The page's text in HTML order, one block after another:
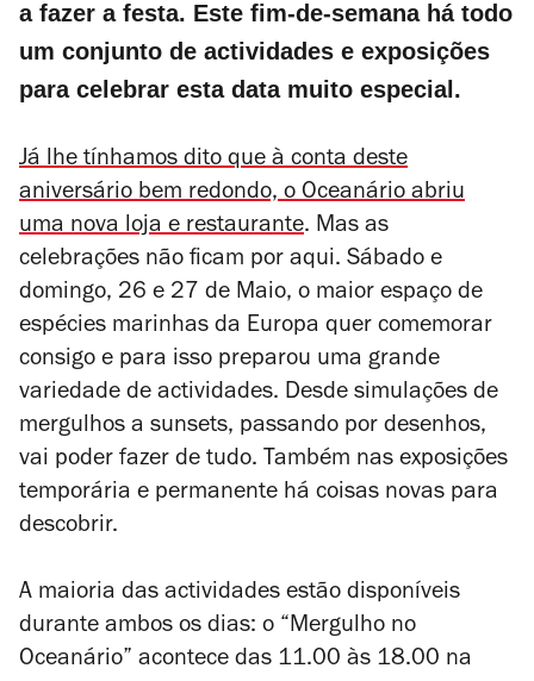
a fazer a festa. Este fim-de-semana há todo
um conjunto de actividades e exposições
para celebrar esta data muito especial.
Já lhe tínhamos dito que à conta deste
aniversário bem redondo, o Oceanário abriu
uma nova loja e restaurante. Mas as
celebrações não ficam por aqui. Sábado e
domingo, 26 e 27 de Maio, o maior espaço de
espécies marinhas da Europa quer comemorar
consigo e para isso preparou uma grande
variedade de actividades. Desde simulações de
mergulhos a sunsets, passando por desenhos,
vai poder fazer de tudo. Também nas exposições
temporária e permanente há coisas novas para
descobrir.
A maioria das actividades estão disponíveis
durante ambos os dias: o “Mergulho no
Oceanário” acontece das 11.00 às 18.00 na